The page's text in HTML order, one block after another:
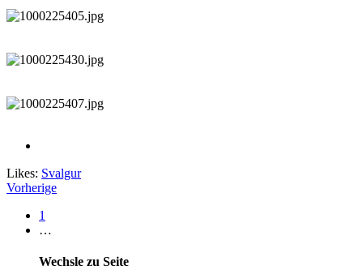
Likes: Svalgur
Vorherige
1
…
Wechsle zu Seite